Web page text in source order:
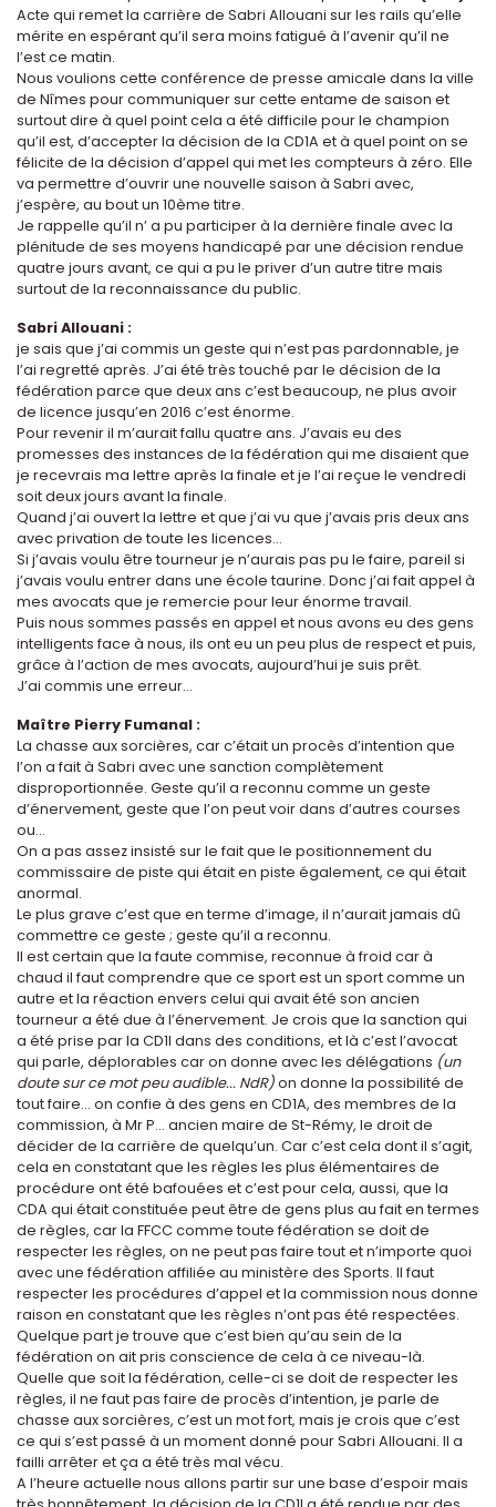
Acte qui remet la carrière de Sabri Allouani sur les rails qu’elle
mérite en espérant qu’il sera moins fatigué à l’avenir qu’il ne
l’est ce matin.
Nous voulions cette conférence de presse amicale dans la ville
de Nîmes pour communiquer sur cette entame de saison et
surtout dire à quel point cela a été difficile pour le champion
qu’il est, d’accepter la décision de la CD1A et à quel point on se
félicite de la décision d’appel qui met les compteurs à zéro. Elle
va permettre d’ouvrir une nouvelle saison à Sabri avec,
j’espère, au bout un 10ème titre.
Je rappelle qu’il n’ a pu participer à la dernière finale avec la
plénitude de ses moyens handicapé par une décision rendue
quatre jours avant, ce qui a pu le priver d’un autre titre mais
surtout de la reconnaissance du public.
Sabri Allouani :
je sais que j’ai commis un geste qui n’est pas pardonnable, je
l’ai regretté après. J’ai été très touché par le décision de la
fédération parce que deux ans c’est beaucoup, ne plus avoir
de licence jusqu’en 2016 c’est énorme.
Pour revenir il m’aurait fallu quatre ans. J’avais eu des
promesses des instances de la fédération qui me disaient que
je recevrais ma lettre après la finale et je l’ai reçue le vendredi
soit deux jours avant la finale.
Quand j’ai ouvert la lettre et que j’ai vu que j’avais pris deux ans
avec privation de toute les licences...
Si j’avais voulu être tourneur je n’aurais pas pu le faire, pareil si
j’avais voulu entrer dans une école taurine. Donc j’ai fait appel à
mes avocats que je remercie pour leur énorme travail.
Puis nous sommes passés en appel et nous avons eu des gens
intelligents face à nous, ils ont eu un peu plus de respect et puis,
grâce à l’action de mes avocats, aujourd’hui je suis prêt.
J’ai commis une erreur...
Maître Pierry Fumanal :
La chasse aux sorcières, car c’était un procès d’intention que
l’on a fait à Sabri avec une sanction complètement
disproportionnée. Geste qu’il a reconnu comme un geste
d’énervement, geste que l’on peut voir dans d’autres courses
ou...
On a pas assez insisté sur le fait que le positionnement du
commissaire de piste qui était en piste également, ce qui était
anormal.
Le plus grave c’est que en terme d’image, il n’aurait jamais dû
commettre ce geste ; geste qu’il a reconnu.
Il est certain que la faute commise, reconnue à froid car à
chaud il faut comprendre que ce sport est un sport comme un
autre et la réaction envers celui qui avait été son ancien
tourneur a été due à l’énervement. Je crois que la sanction qui
a été prise par la CD1I dans des conditions, et là c’est l’avocat
qui parle, déplorables car on donne avec les délégations (un
doute sur ce mot peu audible... NdR)on donne la possibilité de
tout faire... on confie à des gens en CD1A, des membres de la
commission, à Mr P... ancien maire de St-Rémy, le droit de
décider de la carrière de quelqu’un. Car c’est cela dont il s’agit,
cela en constatant que les règles les plus élémentaires de
procédure ont été bafouées et c’est pour cela, aussi, que la
CDA qui était constituée peut être de gens plus au fait en termes
de règles, car la FFCC comme toute fédération se doit de
respecter les règles, on ne peut pas faire tout et n’importe quoi
avec une fédération affiliée au ministère des Sports. Il faut
respecter les procédures d’appel et la commission nous donne
raison en constatant que les règles n’ont pas été respectées.
Quelque part je trouve que c’est bien qu’au sein de la
fédération on ait pris conscience de cela à ce niveau-là.
Quelle que soit la fédération, celle-ci se doit de respecter les
règles, il ne faut pas faire de procès d’intention, je parle de
chasse aux sorcières, c’est un mot fort, mais je crois que c’est
ce qui s’est passé à un moment donné pour Sabri Allouani. Il a
failli arrêter et ça a été très mal vécu.
A l’heure actuelle nous allons partir sur une base d’espoir mais